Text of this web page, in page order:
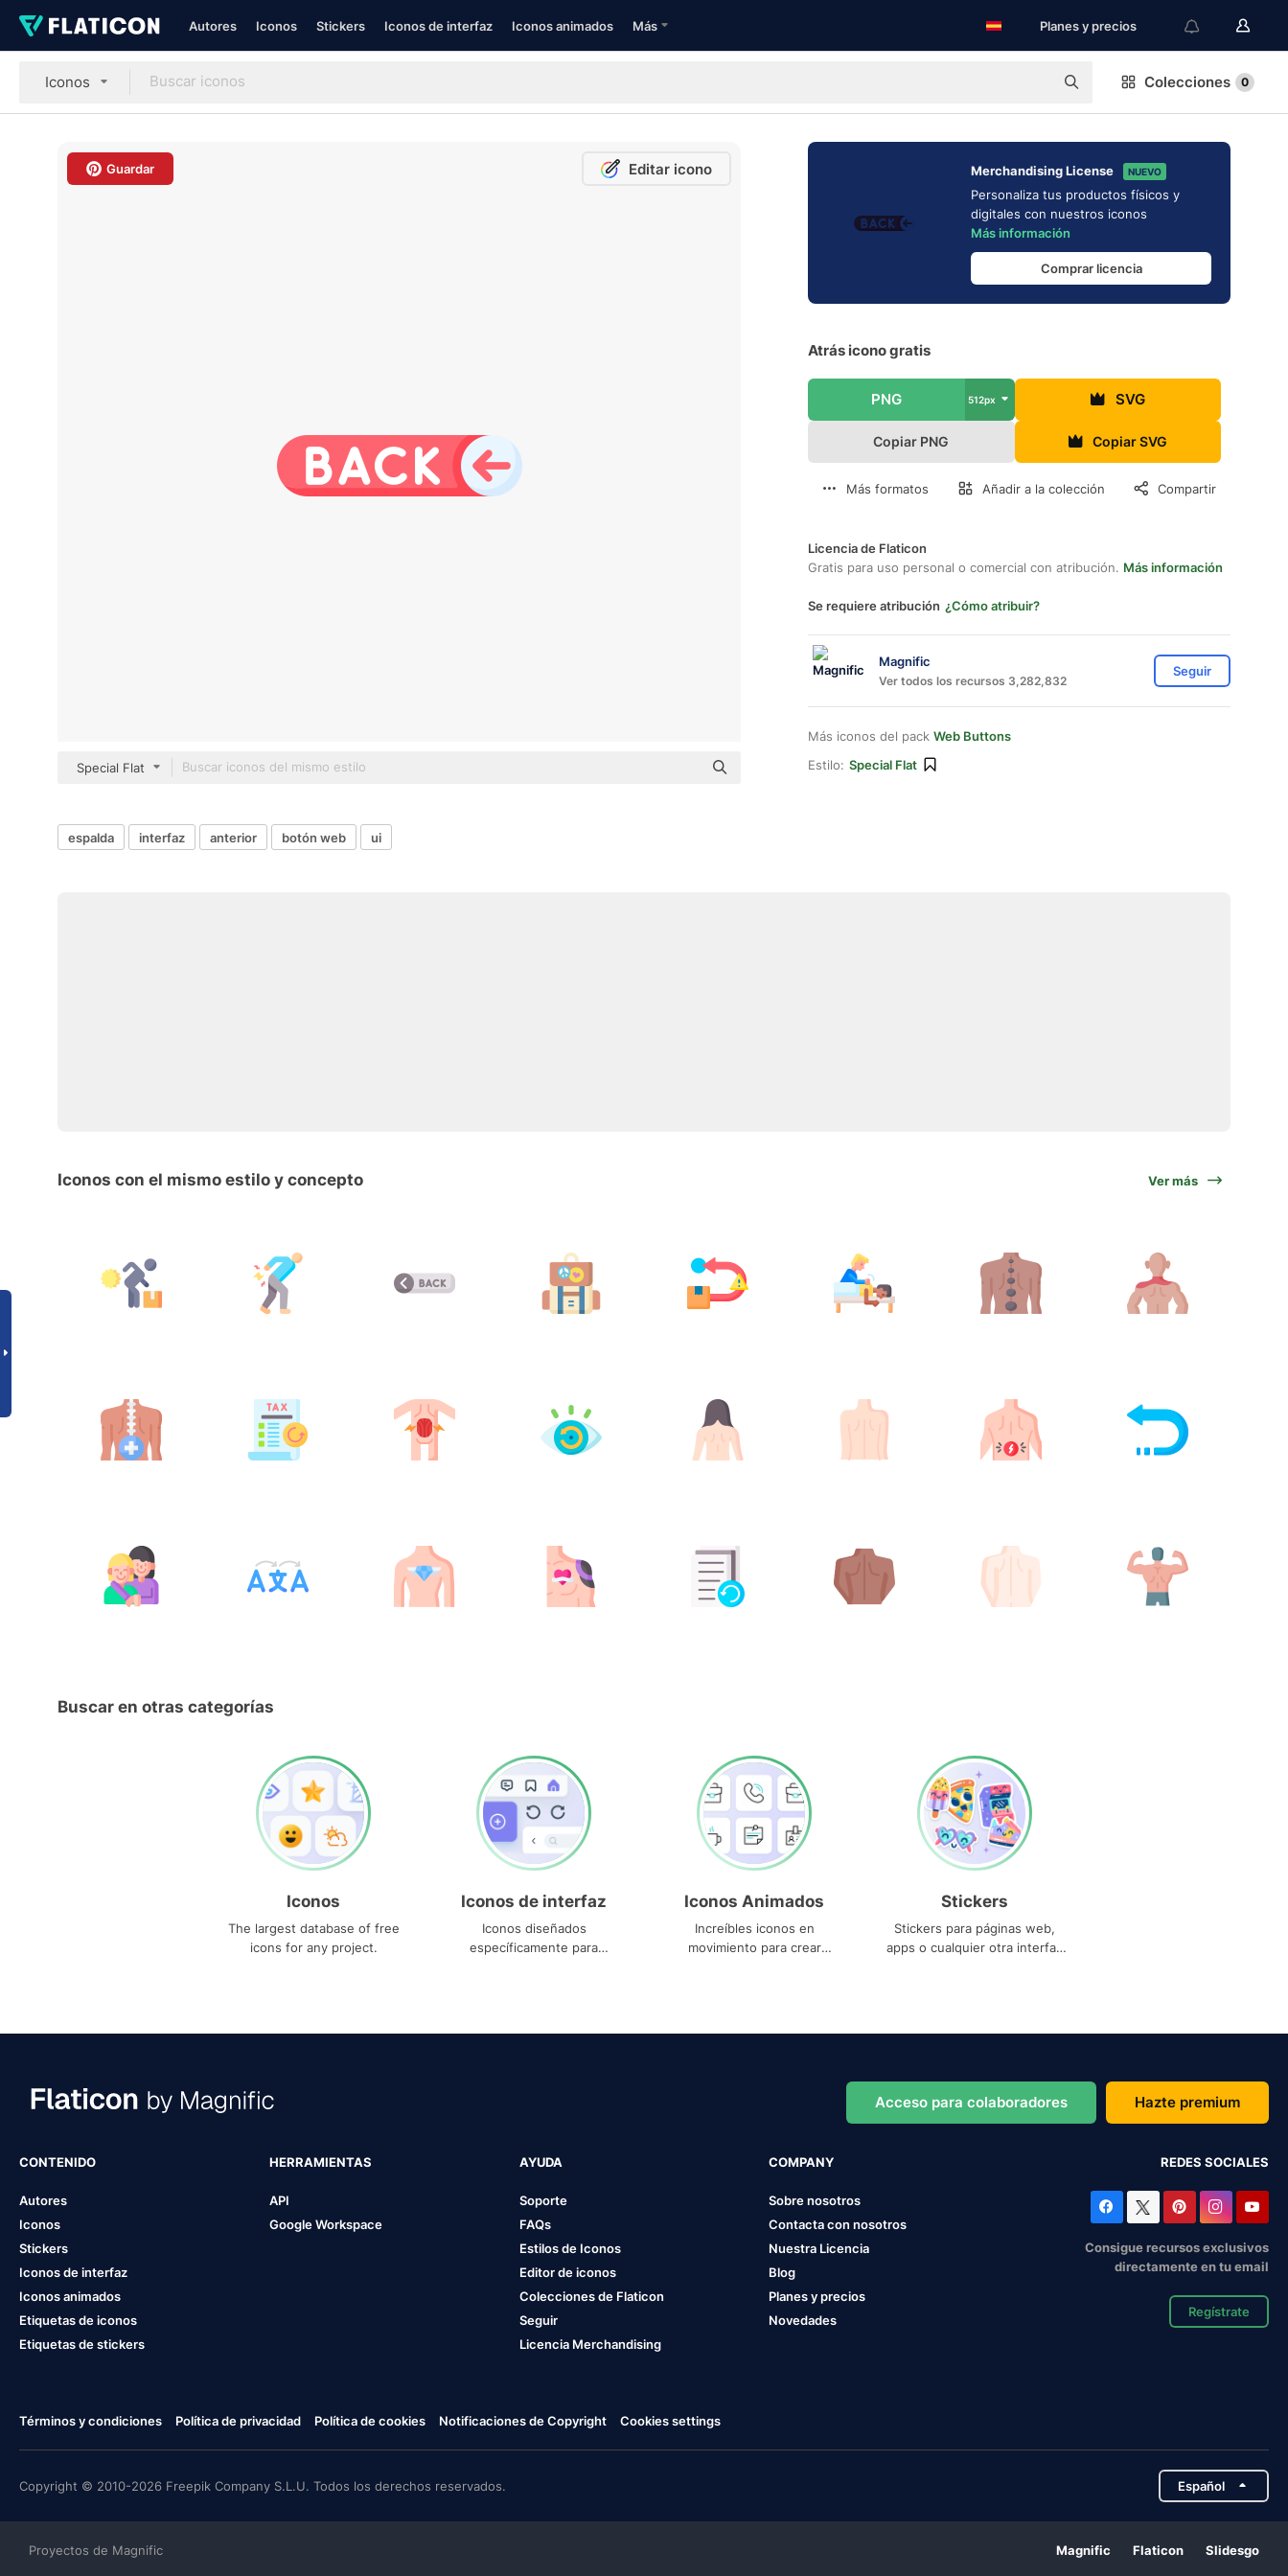
Autores Iconos Stickers Iconos de interfaz Iconos animados Más Planes y precios
Iconos Colecciones 0
Guardar Editar icono
Special Flat
Merchandising License NUEVO
Personaliza tus productos físicos y
digitales con nuestros iconos
Más información
Comprar licencia
Atrás icono gratis
PNG 512px SVG
Copiar PNG Copiar SVG
Más formatos Añadir a la colección Compartir
Licencia de Flaticon
Gratis para uso personal o comercial con atribución. Más información
Se requiere atribución ¿Cómo atribuir?
Magnific
Ver todos los recursos 3,282,832
Seguir
Más iconos del pack Web Buttons
Estilo: Special Flat
espalda interfaz anterior botón web ui
Iconos con el mismo estilo y concepto Ver más
Buscar en otras categorías
Iconos
The largest database of free
icons for any project.
Iconos de interfaz
Iconos diseñados
específicamente para
Iconos Animados
Increíbles iconos en
movimiento para crear
Stickers
Stickers para páginas web,
apps o cualquier otra interfaz
Acceso para colaboradores Hazte premium
CONTENIDO
Autores
Iconos
Stickers
Iconos de interfaz
Iconos animados
Etiquetas de iconos
Etiquetas de stickers
HERRAMIENTAS
API
Google Workspace
AYUDA
Soporte
FAQs
Estilos de Iconos
Editor de iconos
Colecciones de Flaticon
Seguir
Licencia Merchandising
COMPANY
Sobre nosotros
Contacta con nosotros
Nuestra Licencia
Blog
Planes y precios
Novedades
REDES SOCIALES
Consigue recursos exclusivos
directamente en tu email
Regístrate
Términos y condiciones Política de privacidad Política de cookies Notificaciones de Copyright Cookies settings
Copyright © 2010-2026 Freepik Company S.L.U. Todos los derechos reservados. Español
Proyectos de Magnific Magnific Flaticon Slidesgo